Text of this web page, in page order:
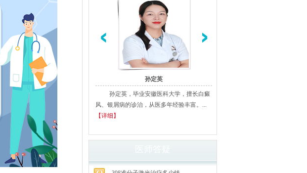
孙定英
孙定英，毕业安徽医科大学，擅长白癜
风、银屑病的诊治，从医多年经验丰富。...
【详细】